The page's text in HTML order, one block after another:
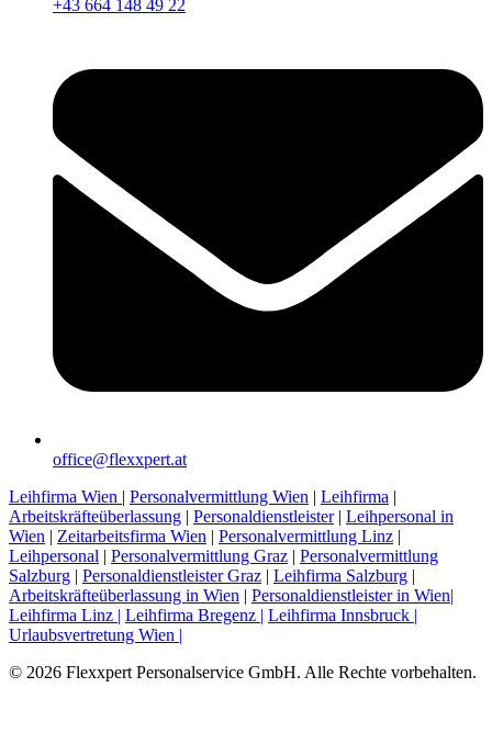
+43 664 148 49 22
office@flexxpert.at
Leihfirma Wien | Personalvermittlung Wien | Leihfirma |
Arbeitskräfteüberlassung | Personaldienstleister| Leihpersonal in
Wien | Zeitarbeitsfirma Wien | Personalvermittlung Linz |
Leihpersonal | Personalvermittlung Graz | Personalvermittlung
Salzburg | Personaldienstleister Graz | Leihfirma Salzburg |
Arbeitskräfteüberlassung in Wien | Personaldienstleister in Wien|
Leihfirma Linz | Leihfirma Bregenz | Leihfirma Innsbruck |
Urlaubsvertretung Wien |
© 2026 Flexxpert Personalservice GmbH. Alle Rechte vorbehalten.